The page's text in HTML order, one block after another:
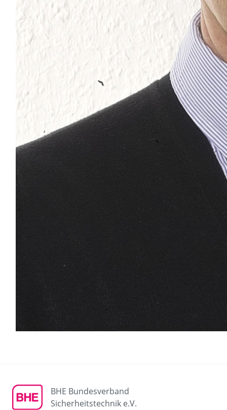
BHE Bundesverband
Sicherheitstechnik e.V.